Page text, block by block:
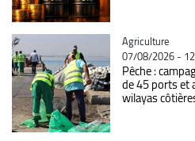
Catégorie
Agriculture
07/08/2026 -
Pêche :
de 45 ports et
wilayas